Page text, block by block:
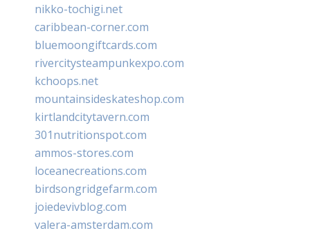
nikko-tochigi.net
caribbean-corner.com
bluemoongiftcards.com
rivercitysteampunkexpo.com
kchoops.net
mountainsideskateshop.com
kirtlandcitytavern.com
301nutritionspot.com
ammos-stores.com
loceanecreations.com
birdsongridgefarm.com
joiedevivblog.com
valera-amsterdam.com